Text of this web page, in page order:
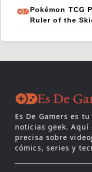
Pokémon TCG
Ruler of the
Es De Gamers es
noticias geek.
precisa sobre
cómics, series y